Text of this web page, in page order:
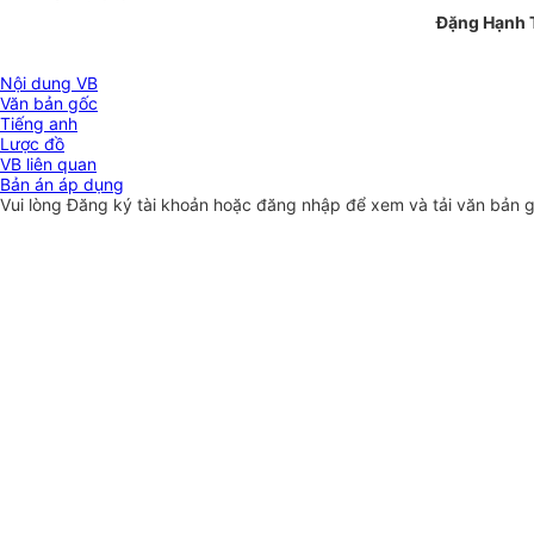
Đặng Hạnh
Nội dung VB
Văn bản gốc
Tiếng anh
Lược đồ
VB liên quan
Bản án áp dụng
Vui lòngĐăng ký tài khoản hoặc đăng nhập để xem và tải văn bản